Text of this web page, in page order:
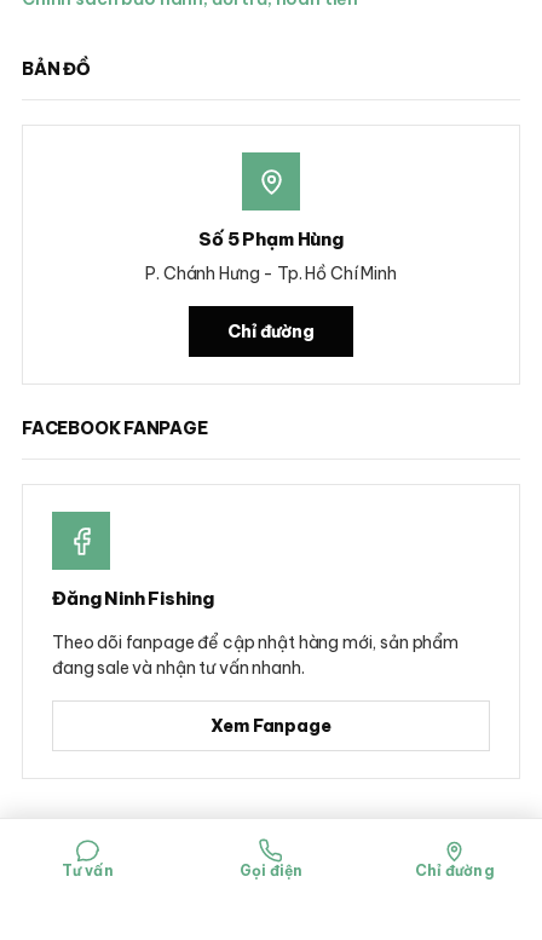
BẢN ĐỒ
Số 5 Phạm Hùng
P. Chánh Hưng - Tp. Hồ Chí Minh
Chỉ đường
FACEBOOK FANPAGE
Đăng Ninh Fishing
Theo dõi fanpage để cập nhật hàng mới, sản phẩm
đang sale và nhận tư vấn nhanh.
Xem Fanpage
© 2026 Đăng Ninh Fishing - Hộ kinh doanh Dụng cụ câu cá Đăng Ninh
Mã số đăng ký kinh doanh: 0314781322